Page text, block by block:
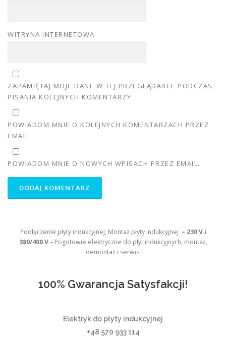
WITRYNA INTERNETOWA
ZAPAMIĘTAJ MOJE DANE W TEJ PRZEGLĄDARCE PODCZAS
PISANIA KOLEJNYCH KOMENTARZY.
POWIADOM MNIE O KOLEJNYCH KOMENTARZACH PRZEZ
EMAIL.
POWIADOM MNIE O NOWYCH WPISACH PRZEZ EMAIL.
Podłączenie płyty indukcyjnej, Montaż płyty indukcyjnej – 230 V i
380/400 V– Pogotowie elektryczne do płyt indukcyjnych, montaż,
demontaż i serwis.
100% Gwarancja Satysfakcji!
Elektryk do płyty indukcyjnej
+48 570 933 114